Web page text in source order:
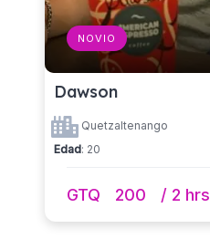
NOVIO
Dawson
Quetzaltenango
Edad: 20
GTQ 200 / 2 hrs